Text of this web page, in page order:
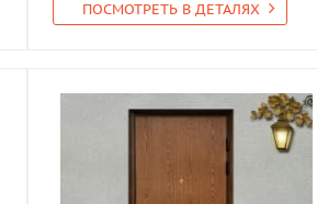
ПОСМОТРЕТЬ В ДЕТАЛЯХ